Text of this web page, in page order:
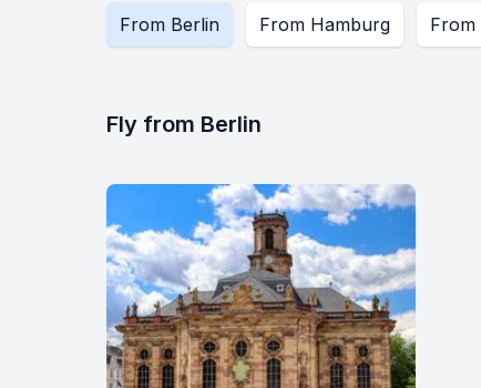
From Berlin From Hamburg From
Fly from Berlin